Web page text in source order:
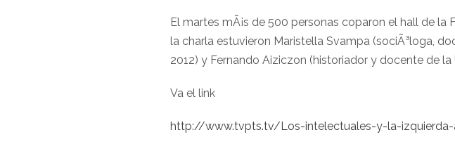
El martes mÃ¡s de 500 personas coparon el hall de la
la charla estuvieron Maristella Svampa (sociÃ³loga,
2012) y Fernando Aiziczon (historiador y docente de la
Va el link
http://www.tvpts.tv/Los-intelectuales-y-la-